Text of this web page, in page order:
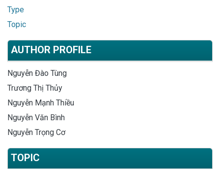
Type
Topic
AUTHOR PROFILE
Nguyễn Đào Tùng
Trương Thị Thủy
Nguyễn Mạnh Thiều
Nguyễn Văn Bình
Nguyễn Trọng Cơ
TOPIC